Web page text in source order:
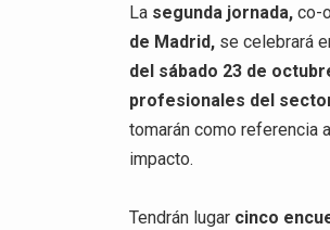
La segunda jornada,co-
de Madrid, se celebrará
del sábado 23 de
profesionales del
tomarán como referencia
impacto.
Tendrán lugar cinco